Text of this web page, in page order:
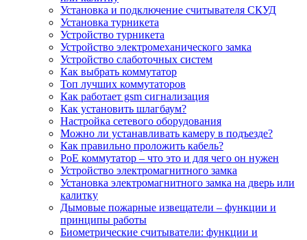
Установка и подключение считывателя СКУД
Установка турникета
Устройство турникета
Устройство электромеханического замка
Устройство слаботочных систем
Как выбрать коммутатор
Топ лучших коммутаторов
Как работает gsm сигнализация
Как установить шлагбаум?
Настройка сетевого оборудования
Можно ли устанавливать камеру в подъезде?
Как правильно проложить кабель?
PoE коммутатор – что это и для чего он нужен
Устройство электромагнитного замка
Установка электромагнитного замка на дверь или
калитку
Дымовые пожарные извещатели – функции и
принципы работы
Биометрические считыватели: функции и